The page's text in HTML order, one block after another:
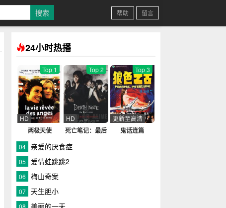
帮助 留言
24小时热播
两极天使
Top 1
HD
死亡笔记：最后
Top 2
HD
鬼话连篇
Top 3
更新至高清
04 亲爱的厌食症
05 爱情蛙跳跳2
06 梅山奇案
07 天生胆小
08 美丽的一天